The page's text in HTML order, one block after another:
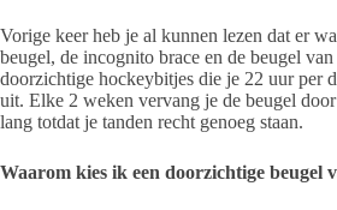
Vorige keer heb je al kunnen lezen dat er
beugel, de incognito brace en de beugel
doorzichtige hockeybitjes die je 22 uur per
uit. Elke 2 weken vervang je de beugel
lang totdat je tanden recht genoeg staan.
Waarom kies ik een doorzichtige beugel